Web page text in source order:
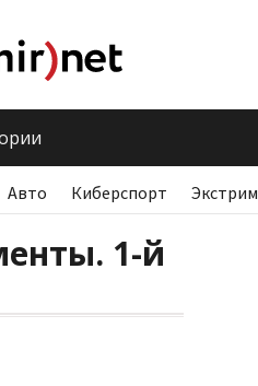
Авто Киберспорт Экстрим
1-й